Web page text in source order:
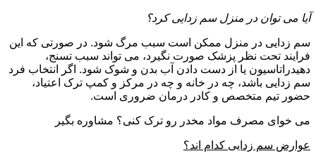
آیا می توان در منزل سم زدایی کرد؟
سم زدایی در منزل ممکن است سبب مرگ شود. در صورتی که این
فرایند تحت نظر پزشک صورت نگیرد، می تواند سبب تسنج،
دهیدراتاسیون یا از دست دادن آب بدن و شوک شود. اگر انتخاب فرد
سم زدایی باشد، چه در خانه و چه در مرکز و کمپ ترک اعتیاد،
حضور تیم متخصص و کادر درمان ضروری است.
می خوای مصرف مواد مخدر رو ترک کنی؟ مشاوره بگیر
عوارض سم زدایی کدام اند؟